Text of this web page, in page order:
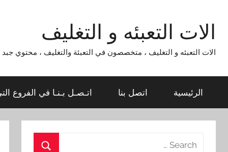
contentالات التعبئه و التغليف
الات التعبئه و التغليف ، متخصصون في التعبئة والتغليف ، محتوي جبد لماكينات التعبئة و التغليف
الرئيسية اتصل بنا اتـصـل بـنـا في الفروع
Search